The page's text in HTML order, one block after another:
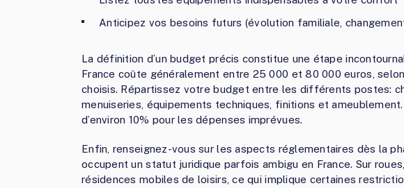
Anticipez vos besoins futurs (évolution familiale,
La définition d’un budget précis constitue une étape
France coûte généralement entre 25 000 et 80 000 euros,
choisis. Répartissez votre budget entre les différents postes:
menuiseries, équipements techniques, finitions et
d’environ 10% pour les dépenses imprévues.
Enfin, renseignez-vous sur les aspects réglementaires dès la
occupent un statut juridique parfois ambigu en France. Sur
résidences mobiles de loisirs, ce qui implique certaines